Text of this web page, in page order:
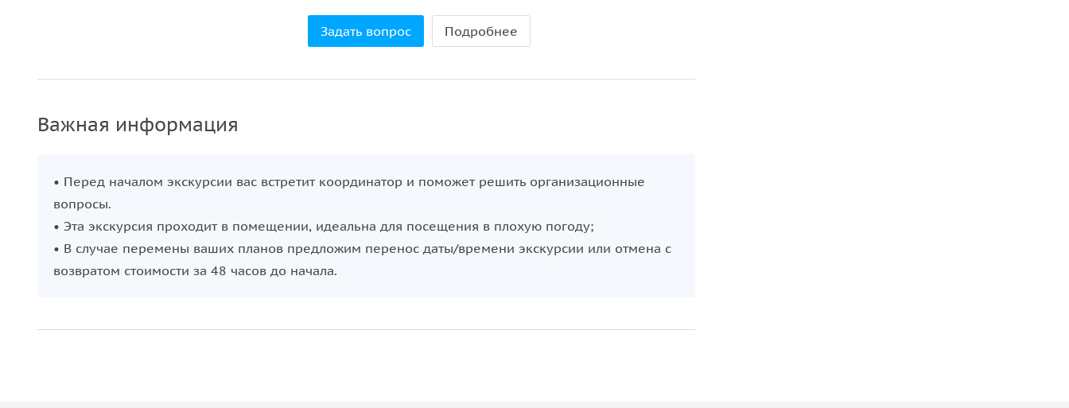
• Редкая возможность попасть в закрытый особняк, куда десятилетиями не пускали посторонних
• Парадные залы и подлинные интерьеры XIX века — без толпы и спешки
• Атмосфера светских приёмов и петербургской элиты, сохранившаяся в деталях
Маршрут полностью проходит внутри исторического здания.
Фотографировать можно, если делать это аккуратно и без вспышки.
Если вам нужен настоящий Петербург — редкий, глубокий, за закрытой дверью, — эта экскурсия даст
именно это ощущение.
Задать вопрос Подробнее
Важная информация
• Перед началом экскурсии вас встретит координатор и поможет решить организационные
вопросы.
• Эта экскурсия проходит в помещении, идеальна для посещения в плохую погоду;
• В случае перемены ваших планов предложим перенос даты/времени экскурсии или отмена с
возвратом стоимости за 48 часов до начала.